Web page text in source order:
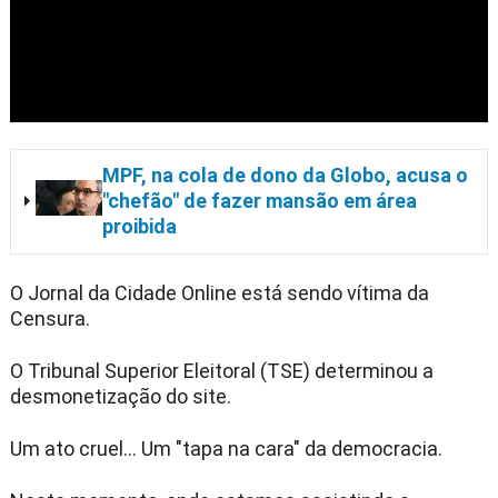
MPF, na cola de dono da Globo, acusa o
"chefão" de fazer mansão em área
proibida
O Jornal da Cidade Online está sendo vítima da
Censura.
O Tribunal Superior Eleitoral (TSE) determinou a
desmonetização do site.
Um ato cruel... Um "tapa na cara" da democracia.